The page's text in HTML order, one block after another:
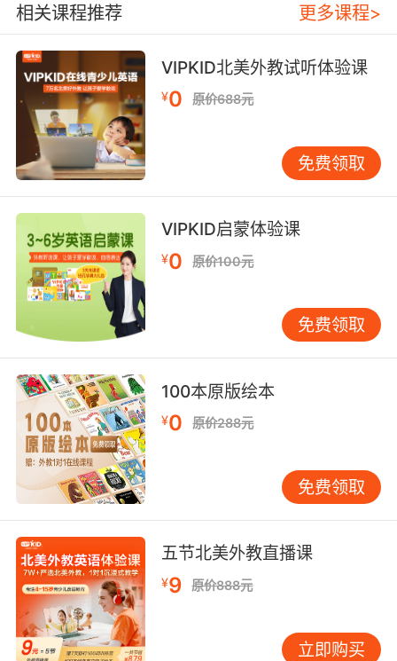
倍。 三、家校协作生态构建 家长监督常陷入无效
陪读误区。VIPKID推出家庭单词银行系统，孩子
每完成10个单词解锁家长端1枚金币，可兑换亲子
桌游时间。上海某家庭的使用日志显示，家长参
与度提升65%，学生主动复习频率增加2.8倍。
错题本的数字化改造带来革命性变化。VIPKID错
题AI诊断系统自动标注apple拼写成aple等典型错
误，生成专属《发音矫正图谱》。广州分校数据
显示，使用该系统的学生混淆音错误率下降
83%，记忆准确率提升至91.5%。 四、技术赋能
精准突破 VIPKID自主研发的语音评估系统，能精
准识别school发成睡袍等方言干扰问题。通过对
比标准发音与学生录音的波形图，智能推荐针对
性口型训练视频。江苏某教学点的实证研究表
明，该系统使发音达标周期缩短58%。 脑科学研
究成果的应用开创新局面。基于哈佛大学认知实
验室理论，VIPKID开发的节奏记忆法将单词拆分
为音节单元，配合《Uptown Funk》节奏律动。
追踪数据显示，韵律组学生的记忆效率是默读组
的3.2倍，且两周后仍保持85%的认读准确率。
通过系统性解决方案的实施，初一学生的单词记
忆正在从痛苦负担转化为趣味探索。VIPKID教学
案例证明，当科学方法论遇上技术创新，76%的
学生能在半年内突破1500词汇量瓶颈。这不仅关
乎升学成绩的提升，更是在为学生构建受益终身
的语言思维体系。未来教育应继续深化认知科学
+人工智能的融合创新，让每个孩子都能找到专属
自己的记忆密码。
相关课程推荐 更多课程>
VIPKID北美外教试听体验课
¥0 原价688元
免费领取
VIPKID启蒙体验课
¥0 原价100元
免费领取
100本原版绘本
¥0 原价288元
免费领取
五节北美外教直播课
¥9 原价888元
立即购买